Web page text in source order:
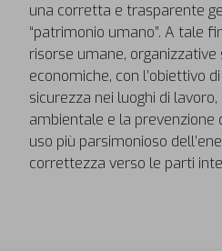
una corretta e trasparente
“patrimonio umano”. A tale
risorse umane,
economiche, con l’obiettivo
sicurezza nei luoghi di
ambientale e la prevenzione
uso più parsimonioso
correttezza verso le parti